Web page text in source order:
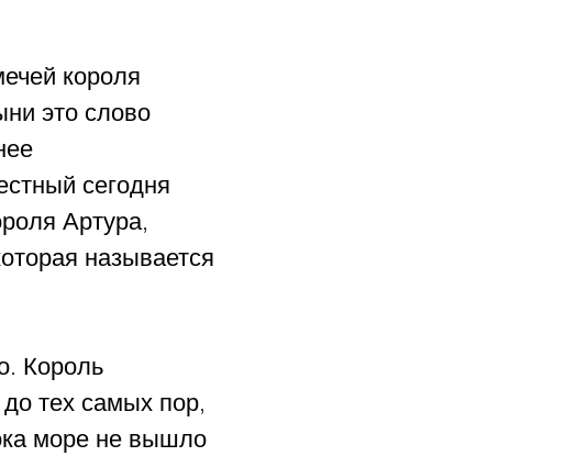
короля
это слово
сегодня
Артура,
называется
Король
тех самых пор,
море не вышло